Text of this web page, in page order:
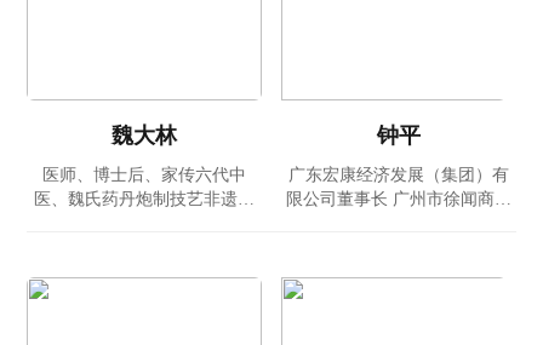
魏大林
医师、博士后、家传六代中
医、魏氏药丹炮制技艺非遗传
钟平
广东宏康经济发展（集团）有
限公司董事长 广州市徐闻商会